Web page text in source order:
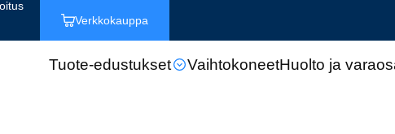
Verkkokauppa
Tuote-edustukset VaihtokoneetHuolto ja